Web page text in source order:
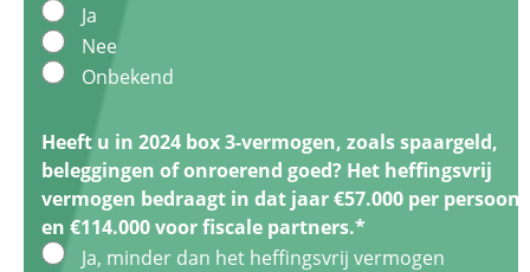
Ja
Nee
Onbekend
Heeft u in 2024 box 3-vermogen, zoals spaargeld,
beleggingen of onroerend goed? Het heffingsvrij
vermogen bedraagt in dat jaar €57.000 per persoon
en €114.000 voor fiscale partners.*
Ja, minder dan het heffingsvrij vermogen